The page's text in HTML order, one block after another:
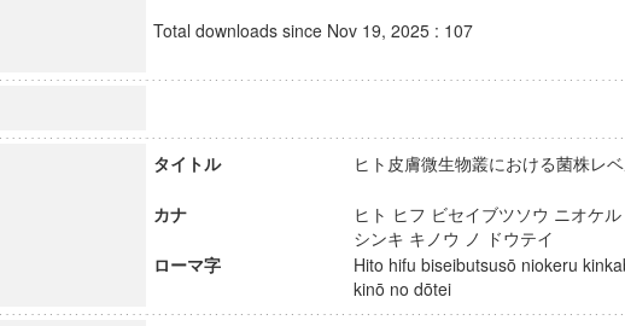
Total downloads since Nov 19, 2025 : 107
タイトル ヒト皮膚微生物叢における菌株レ
カナ
ヒト ヒフ ビセイブツソウ ニオケ
シンキ キノウ ノ ドウテイ
ローマ字
Hito hifu biseibutsusō niokeru
kinō no dōtei